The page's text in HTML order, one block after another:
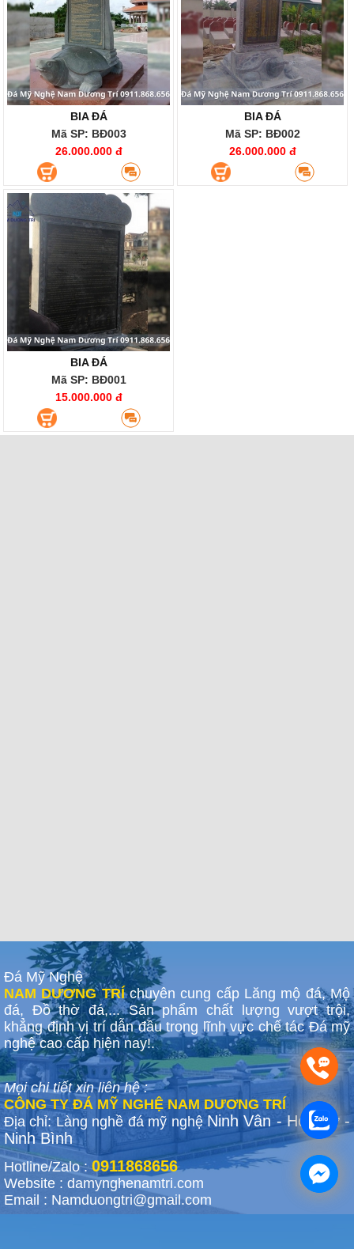
BIA ĐÁ
Mã SP: BĐ003
26.000.000 đ
BIA ĐÁ
Mã SP: BĐ002
26.000.000 đ
BIA ĐÁ
Mã SP: BĐ001
15.000.000 đ
Đá Mỹ Nghệ
NAM DƯƠNG TRÍ chuyên cung cấp Lăng mộ đá, Mộ
đá, Đồ thờ đá,... Sản phẩm chất lượng vượt trội,
khẳng định vị trí dẫn đầu trong lĩnh vực chế tác Đá mỹ
nghệ cao cấp hiện nay!.
Mọi chi tiết xin liên hệ :
CÔNG TY ĐÁ MỸ NGHỆ NAM DƯƠNG TRÍ
Địa chỉ: Làng nghề đá mỹ nghệNinh Vân - Hoa Lư -
Ninh Bình
Hotline/Zalo :0911868656
Website : damynghenamtri.com
Email : Namduongtri@gmail.com